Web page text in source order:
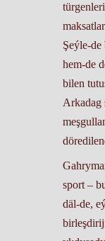
Şeýle-
hem-de
bilen
Arkadag
sport –
däl-de,